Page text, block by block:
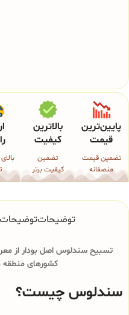
پایین‌ترین
قیمت
تضمین قیمت
منصفانه
بالاترین
کیفیت
تضمین
کیفیت برتر
توضیحات
تسبیح سندلوس اصل بودار از
کشورهای منطقه
سندلوس چیست؟